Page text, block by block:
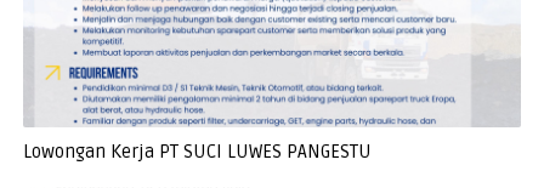
Lowongan Kerja PT SUCI LUWES PANGESTU